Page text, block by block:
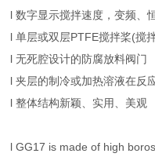
l 数字显示搅拌速度，变频、
l 单层或双层PTFE搅拌桨(搅
l 无死腔设计的防腐放料阀门
l 夹层的制冷或加热溶液在反
l 整体结构新颖、实用、美观
l GG17 is made of high